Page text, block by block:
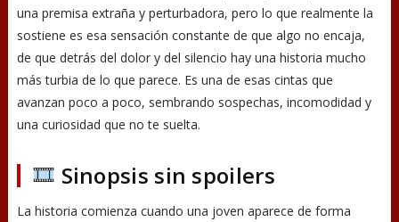
una premisa extraña y perturbadora, pero lo que realmente la
sostiene es esa sensación constante de que algo no encaja,
de que detrás del dolor y del silencio hay una historia mucho
más turbia de lo que parece. Es una de esas cintas que
avanzan poco a poco, sembrando sospechas, incomodidad y
una curiosidad que no te suelta.
Sinopsis sin spoilers
La historia comienza cuando una joven aparece de forma